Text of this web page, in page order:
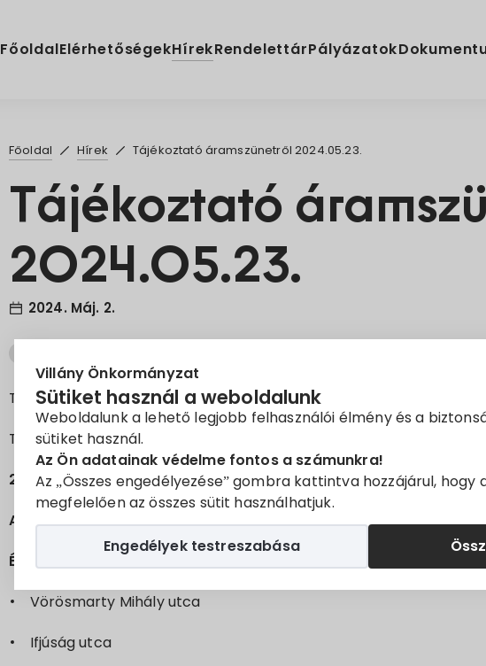
Villány Önkormányzat
Sütiket használ a weboldalunk
Weboldalunk a lehető legjobb felhasználói élmény és a
sütiket használ.
Az Ön adatainak védelme fontos a számunkra!
Az „Összes engedélyezése” gombra kattintva hozzájárul, hogy
megfelelően az összes sütit használhatjuk.
Engedélyek testreszabása
FőoldalElérhetőségekHírekRendelettárPályázatok
Főoldal Hírek Tájékoztató áramszünetről 2024.05.23.
Tájékoztató
2024.05.23.
2024. Máj. 2.
Tisztelt Ügyfelünk!
Tájékoztatjuk, hogy az áramszolgáltatást időszakosan
2024.05.23-án 8:30-tól 10:00-ig
A meghirdetett áramszünet oka:Szolgáltatásminőség javítása
Érintett utcák szakaszok:
Vörösmarty Mihály utca
Ifjúság utca